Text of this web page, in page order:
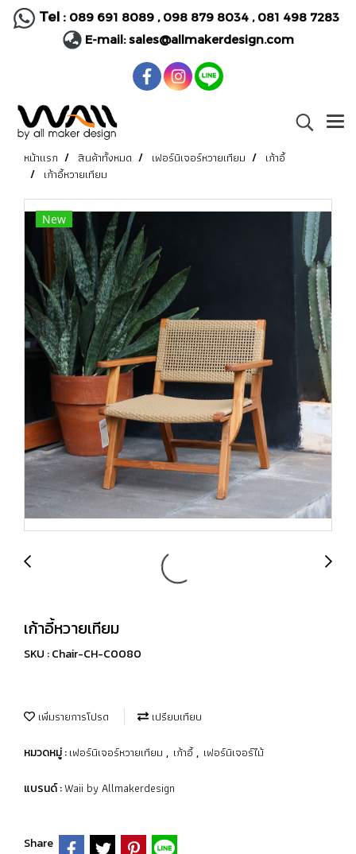
Tel : 089 691 8089, 098 879 8034 , 081 498 7283
E-mail:sales@allmakerdesign.com
หน้าแรก สินค้าทั้งหมด เฟอร์นิเจอร์หวายเทียม
เก้าอี้
เก้าอี้หวายเทียม
New
เก้าอี้หวายเทียม
SKU : Chair-CH-C0080
เพิ่มรายการโปรด เปรียบเทียบ
หมวดหมู่ :เฟอร์นิเจอร์หวายเทียม , เก้าอี้, เฟอร์นิเจอร์ไม้
แบรนด์ :Waii by Allmakerdesign
Share